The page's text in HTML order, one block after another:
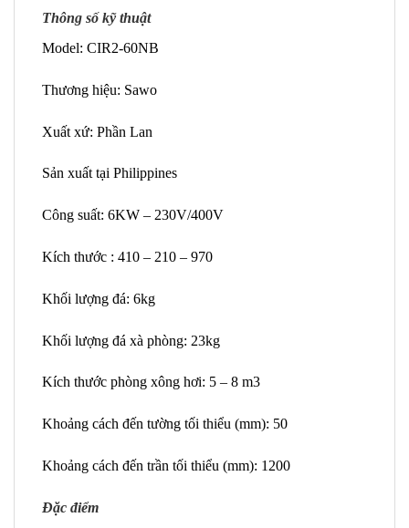
Thông số kỹ thuật
Model: CIR2-60NB
Thương hiệu: Sawo
Xuất xứ: Phần Lan
Sản xuất tại Philippines
Công suất: 6KW – 230V/400V
Kích thước : 410 – 210 – 970
Khối lượng đá: 6kg
Khối lượng đá xà phòng: 23kg
Kích thước phòng xông hơi: 5 – 8 m3
Khoảng cách đến tường tối thiểu (mm): 50
Khoảng cách đến trần tối thiểu (mm): 1200
Đặc điểm